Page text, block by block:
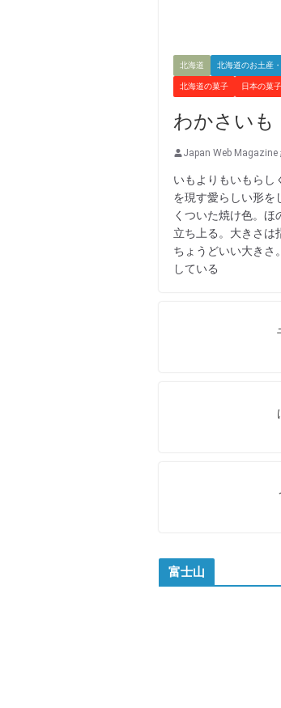
北海道 北海道のお土産
北海道の菓子 日本の菓子
わかさいも
Japan Web Magazine
いもよりもいもらし
を現す愛らしい形を
くついた焼け色。
立ち上る。大きさは
ちょうどいい大きさ
している
富士山